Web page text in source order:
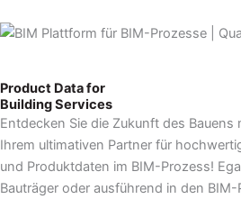
Product Data for
Building Services
Entdecken Sie die Zukunft des Bauens
Ihrem ultimativen Partner für
und Produktdaten im BIM-Prozess!
Bauträger oder ausführend in den